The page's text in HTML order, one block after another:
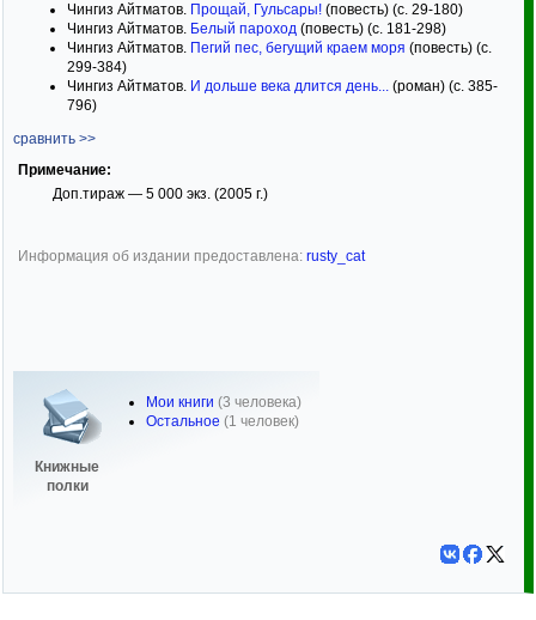
Чингиз Айтматов. Прощай, Гульсары! (повесть) (с. 29-180)
Чингиз Айтматов. Белый пароход (повесть) (с. 181-298)
Чингиз Айтматов. Пегий пес, бегущий краем моря (повесть) (с.
299-384)
Чингиз Айтматов. И дольше века длится день... (роман) (с. 385-
796)
сравнить >>
Примечание:
Доп.тираж — 5 000 экз. (2005 г.)
Информация об издании предоставлена: rusty_cat
Книжные
полки
Мои книги (3 человека)
Остальное (1 человек)